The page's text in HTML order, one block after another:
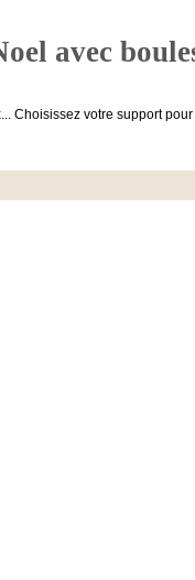
avec
Choisissez votre support